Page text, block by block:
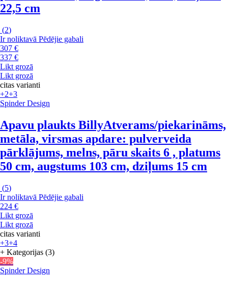
22,5 cm
(2)
Ir noliktavā Pēdējie gabali
307 €
337 €
Likt grozā
Likt grozā
citas varianti
+2+3
Spinder Design
Apavu plaukts BillyAtverams/piekarināms,
metāla, virsmas apdare: pulverveida
pārklājums, melns, pāru skaits 6 , platums
50 cm, augstums 103 cm, dziļums 15 cm
(5)
Ir noliktavā Pēdējie gabali
224 €
Likt grozā
Likt grozā
citas varianti
+3+4
+ Kategorijas (3)
-9%
Spinder Design